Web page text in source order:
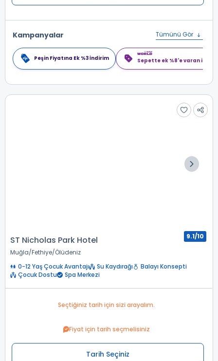
Kampanyalar Tümünü Gör
Peşin Fiyatına Ek %3 İndirim Sepette ek %8'e varan
ST Nicholas Park Hotel
Muğla Fethiye Ölüdeniz
9.1/10
0-12 Yaş Çocuk Avantajı Su Kaydırağı
Balayı Konsepti
Çocuk Dostu
Spa Merkezi
Seçtiğiniz tarih için sizi arayalım.
Fiyat için tarih seçmelisiniz
Tarih Seçiniz